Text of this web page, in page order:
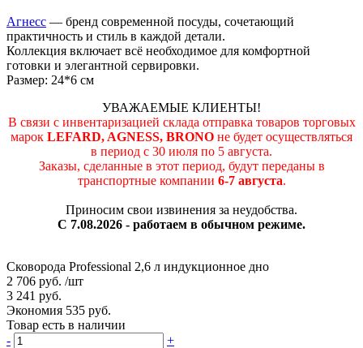
Агнесс — бренд современной посуды, сочетающий
практичность и стиль в каждой детали.
Коллекция включает всё необходимое для комфортной
готовки и элегантной сервировки.
Размер: 24*6 см
УВАЖАЕМЫЕ КЛИЕНТЫ!
В связи с инвентаризацией склада отправка товаров торговых
марок LEFARD, AGNESS, BRONO не будет осуществляться
в период c 30 июля по 5 августа.
Заказы, сделанные в этот период, будут переданы в
транспортные компании 6-7 августа.
Приносим свои извинения за неудобства.
С 7.08.2026 - работаем в обычном режиме.
Сковорода Рrofessional 2,6 л индукционное дно
2 706 руб. /шт
3 241 руб.
Экономия 535 руб.
Товар есть в наличии
-
+